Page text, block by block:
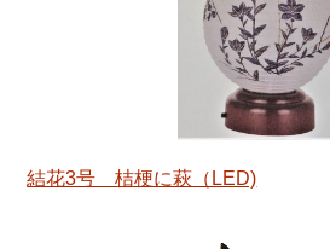
結花3号 桔梗に萩（LED)